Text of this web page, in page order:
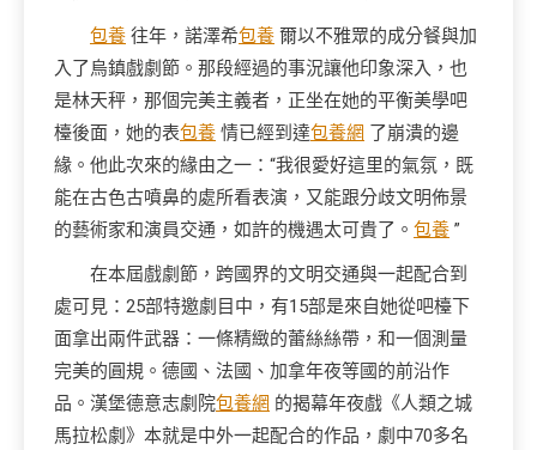
包養 往年，諾澤希包養 爾以不雅眾的成分餐與加
入了烏鎮戲劇節。那段經過的事況讓他印象深入，也
是林天秤，那個完美主義者，正坐在她的平衡美學吧
檯後面，她的表包養 情已經到達包養網 了崩潰的邊
緣。他此次來的緣由之一：“我很愛好這里的氣氛，既
能在古色古噴鼻的處所看表演，又能跟分歧文明佈景
的藝術家和演員交通，如許的機遇太可貴了。 包養 ”
在本屆戲劇節，跨國界的文明交通與一起配合到
處可見：25部特邀劇目中，有15部是來自她從吧檯下
面拿出兩件武器：一條精緻的蕾絲絲帶，和一個測量
完美的圓規。德國、法國、加拿年夜等國的前沿作
品。漢堡德意志劇院包養網 的揭幕年夜戲《人類之城
馬拉松劇》本就是中外一起配合的作品，劇中70多名